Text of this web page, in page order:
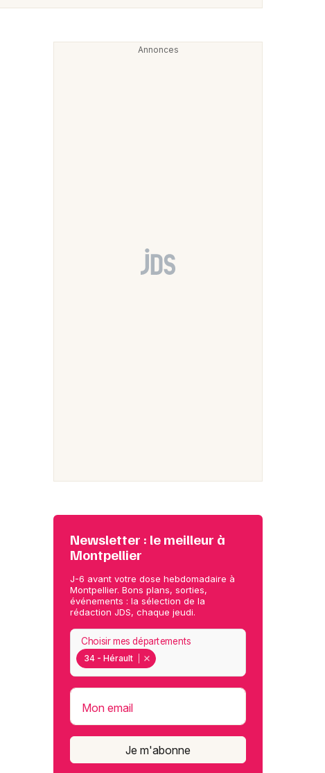
Newsletter : le meilleur à
Montpellier
J-6 avant votre dose hebdomadaire à
Montpellier. Bons plans, sorties,
événements : la sélection de la
rédaction JDS, chaque jeudi.
34 - Hérault
Choisir mes départements
Mon email
Je m'abonne